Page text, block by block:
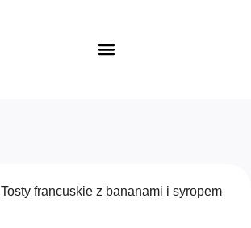
Tosty francuskie z bananami i syropem